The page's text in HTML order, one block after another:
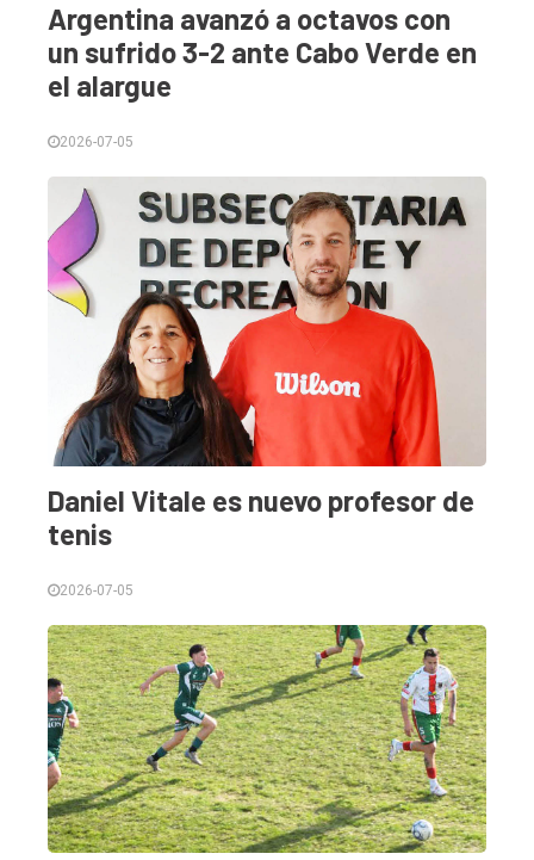
Entrevistas
Rural
Deportes
Fúnebres
Edición
Empresa
Nosotros
Argentina avanzó a octavos con
un sufrido 3-2 ante Cabo Verde en
el alargue
2026-07-05
Daniel Vitale es nuevo profesor de
tenis
2026-07-05